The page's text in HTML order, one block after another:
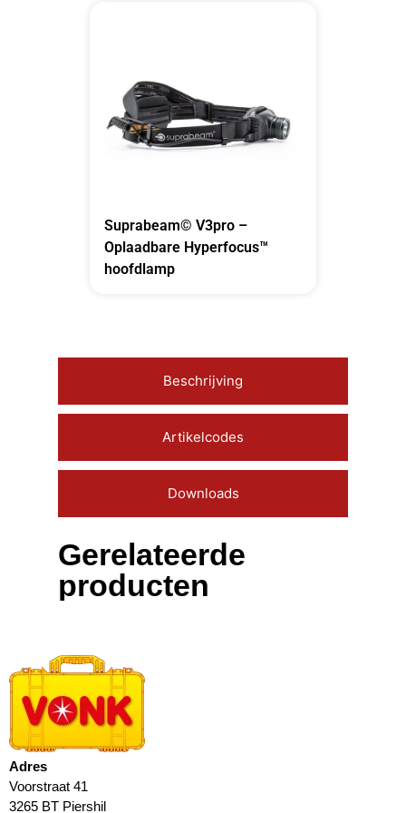
Beschrijving
Artikelcodes
Downloads
Suprabeam© V3pro –
Oplaadbare Hyperfocus™
hoofdlamp
Gerelateerde
producten
Adres
Voorstraat 41
3265 BT Piershil